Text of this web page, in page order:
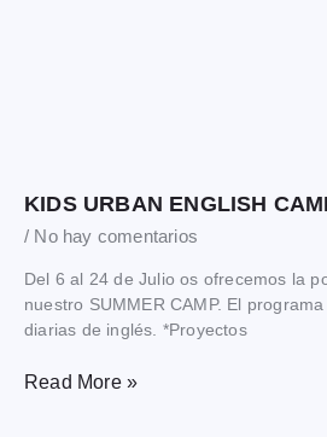
KIDS URBAN ENGLISH
No hay comentarios
Del 6 al 24 de Julio os ofrecemos la
nuestro SUMMER CAMP. El
diarias de inglés. *Proyectos
Read More »